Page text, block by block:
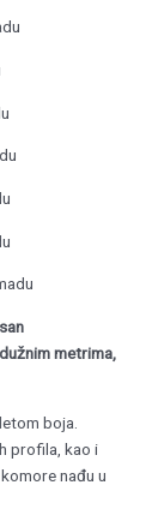
metrima,
boja.
profila, kao i
nađu u